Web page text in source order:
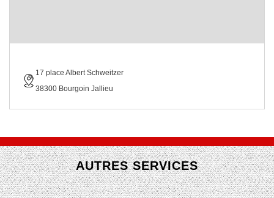
17 place Albert Schweitzer
38300 Bourgoin Jallieu
AUTRES SERVICES